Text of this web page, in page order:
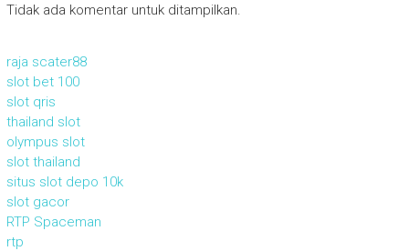
Tidak ada komentar untuk ditampilkan.
raja scater88
slot bet 100
slot qris
thailand slot
olympus slot
slot thailand
situs slot depo 10k
slot gacor
RTP Spaceman
rtp